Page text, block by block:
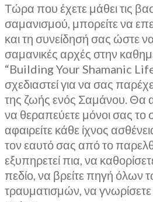
Τώρα που έχετε μάθει τις
σαμανισμού, μπορείτε να
και τη συνείδησή σας ώστε
σαμανικές αρχές στην
“Building Your Shamanic
σχεδιαστεί για να σας
της ζωής ενός Σαμάνου. Θα
να θεραπεύετε μόνοι σας
αφαιρείτε κάθε ίχνος
τον εαυτό σας από το
εξυπηρετεί πια, να
πεδίο, να βρείτε πηγή όλων
τραυματισμών, να